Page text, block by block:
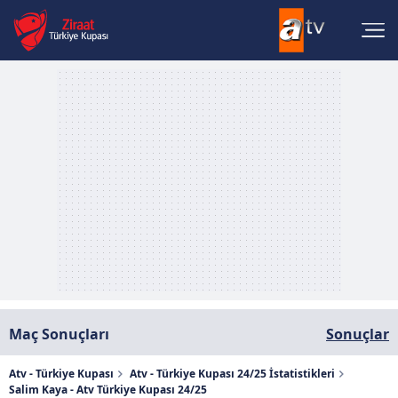
Maç Sonuçları Sonuçlar
Atv - Türkiye Kupası
Atv - Türkiye Kupası 24/25 İstatistikleri
Salim Kaya - Atv Türkiye Kupası 24/25